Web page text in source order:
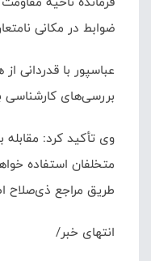
ضوابط در مکانی
عباسپور با
بررسی‌های کارشناسی
وی تأکید کرد:
متخلفان استفاده
طریق مراجع ذی‌صلاح
انتهای خبر/